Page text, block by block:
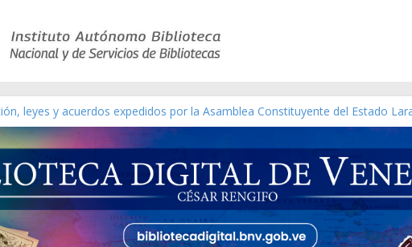
leyes y acuerdos expedidos por la Asamblea Constituyente del Estado
[material gráfico]
Sánchez [material gráfico]
de la República de Venezuela año CXXXIII Mes V, Caracas 09 de marzo de
temático de obras de Modesta Bor